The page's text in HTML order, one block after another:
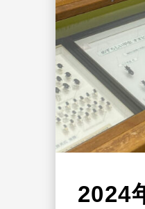
2024